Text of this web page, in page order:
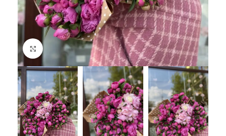
Натисніть для збільшення